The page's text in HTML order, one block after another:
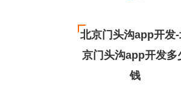
北京门头沟app开发
京门头沟app开发多
钱